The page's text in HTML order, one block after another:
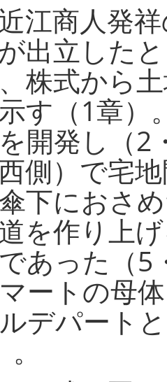
江商人発
出立した
株式から
す（1章）
開発し（2
側）で宅
下におさ
を作り上
あった（5
ートの母
デパート